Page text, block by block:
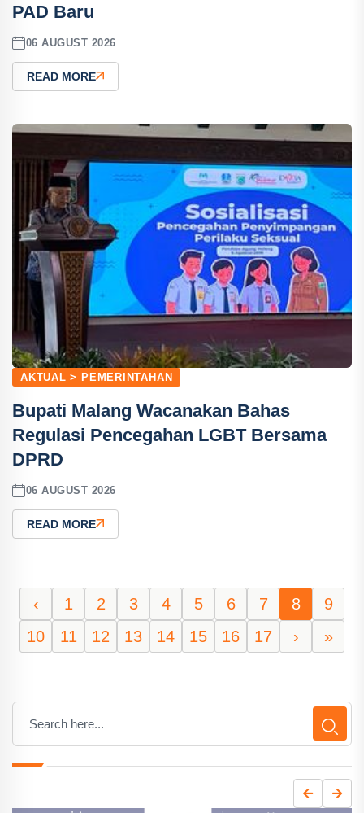
PAD Baru
06 AUGUST 2026
READ MORE
AKTUAL > PEMERINTAHAN
Bupati Malang Wacanakan Bahas
Regulasi Pencegahan LGBT Bersama
DPRD
06 AUGUST 2026
READ MORE
‹ 1 2 3 4 5 6 7 8
9
10
11 12 13 14 15 16 17 › »